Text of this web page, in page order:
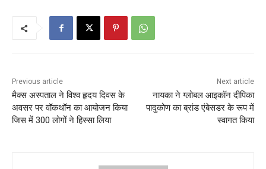
Previous article
मैक्स अस्पताल ने विश्व हृदय दिवस के
अवसर पर वॉकथॉन का आयोजन किया
जिस में 300 लोगों ने हिस्सा लिया
Next article
नायका ने ग्लोबल आइकॉन दीपिका
पादुकोण का ब्रांड एंबेसडर के रूप में
स्वागत किया